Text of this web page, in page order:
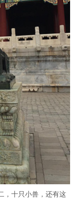
，十只小兽，还有这